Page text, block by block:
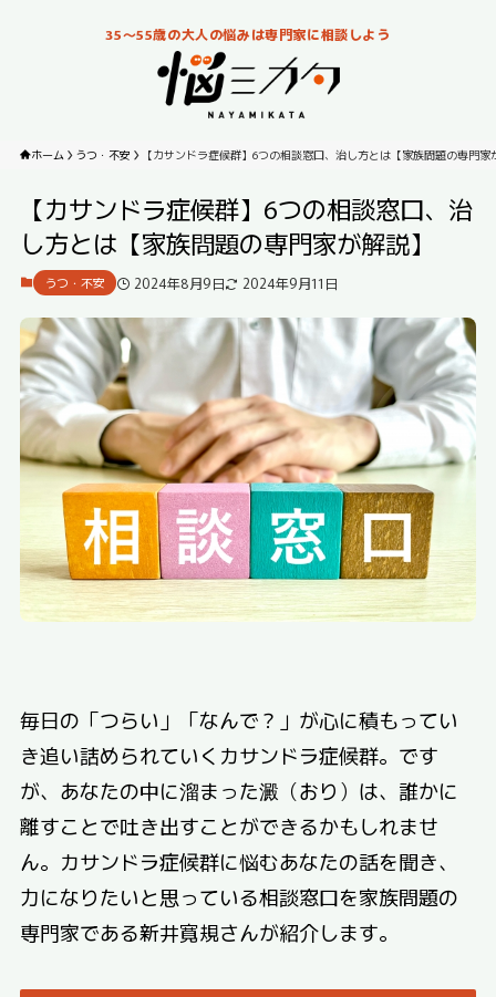
35～55歳の大人の悩みは専門家に相談しよう
ホーム うつ・不安 【カサンドラ症候群】6つの相談窓口、治し方とは【家族問題の専門家
【カサンドラ症候群】6つの相談窓口、治
し方とは【家族問題の専門家が解説】
うつ・不安 2024年8月9日 2024年9月11日
毎日の「つらい」「なんで？」が心に積もってい
き追い詰められていくカサンドラ症候群。です
が、あなたの中に溜まった澱（おり）は、誰かに
離すことで吐き出すことができるかもしれませ
ん。カサンドラ症候群に悩むあなたの話を聞き、
力になりたいと思っている相談窓口を家族問題の
専門家である新井寛規さんが紹介します。